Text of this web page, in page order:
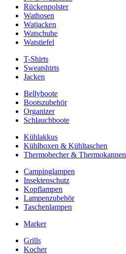
Rückenpolster
Wathosen
Watjacken
Watschuhe
Watstiefel
T-Shirts
Sweatshirts
Jacken
Bellyboote
Bootszubehör
Organizer
Schlauchboote
Kühlakkus
Kühlboxen & Kühltaschen
Thermobecher & Thermokannen
Campinglampen
Insektenschutz
Kopflampen
Lampenzubehör
Taschenlampen
Marker
Grills
Kocher